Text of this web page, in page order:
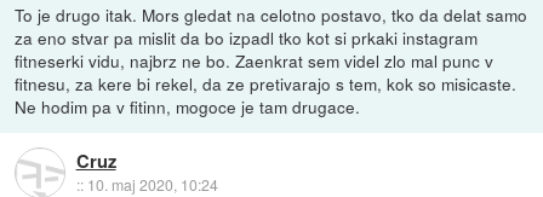
To je drugo itak. Mors gledat na celotno postavo, tko da delat samo
za eno stvar pa mislit da bo izpadl tko kot si prkaki instagram
fitneserki vidu, najbrz ne bo. Zaenkrat sem videl zlo mal punc v
fitnesu, za kere bi rekel, da ze pretivarajo s tem, kok so misicaste.
Ne hodim pa v fitinn, mogoce je tam drugace.
Cruz
:: 10. maj 2020, 10:24